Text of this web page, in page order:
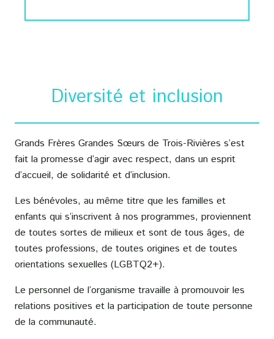
Diversité et inclusion
Grands Frères Grandes Sœurs de Trois-Rivières s’est
fait la promesse d’agir avec respect, dans un esprit
d’accueil, de solidarité et d’inclusion.
Les bénévoles, au même titre que les familles et
enfants qui s’inscrivent à nos programmes, proviennent
de toutes sortes de milieux et sont de tous âges, de
toutes professions, de toutes origines et de toutes
orientations sexuelles (LGBTQ2+).
Le personnel de l’organisme travaille à promouvoir les
relations positives et la participation de toute personne
de la communauté.